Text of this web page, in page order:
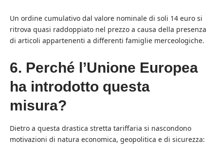
Un ordine cumulativo dal valore nominale di soli 14 euro si
ritrova quasi raddoppiato nel prezzo a causa della presenza
di articoli appartenenti a differenti famiglie merceologiche.
6. Perché l’Unione Europea
ha introdotto questa
misura?
Dietro a questa drastica stretta tariffaria si nascondono
motivazioni di natura economica, geopolitica e di sicurezza: